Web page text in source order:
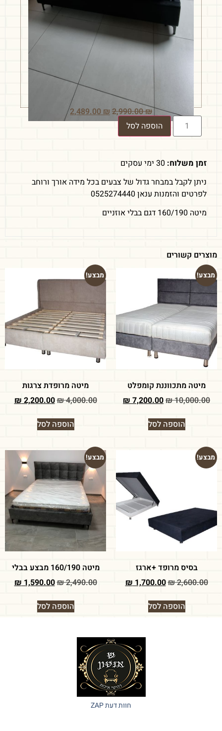
₪
2,990.00
₪
הוספה לסל
זמן משלוח:
ניתן לקבל במבחר גדול של צבעים בכל מידה אורך ורוחב
לפרטים והזמנות ענאן 0525274440
מיטה 160/190 דגם בבלי אוזניים
מוצרים קשורים
מבצע!
מיטה מתכווננת קומפלט
₪10,000.00
₪7,200.00
הוספה לסל
מבצע!
מיטה מרופדת צרגות
₪4,000.00
₪2,200.00
הוספה לסל
מבצע!
בסיס מרופד +ארגז
₪2,600.00
₪1,700.00
הוספה לסל
מבצע!
מיטה 160/190 מבצע בבלי
₪2,490.00
₪1,590.00
הוספה לסל
חוות דעת ZAP